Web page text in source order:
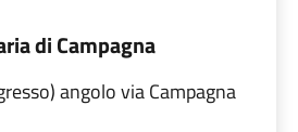
di Campagna
angolo via Campagna